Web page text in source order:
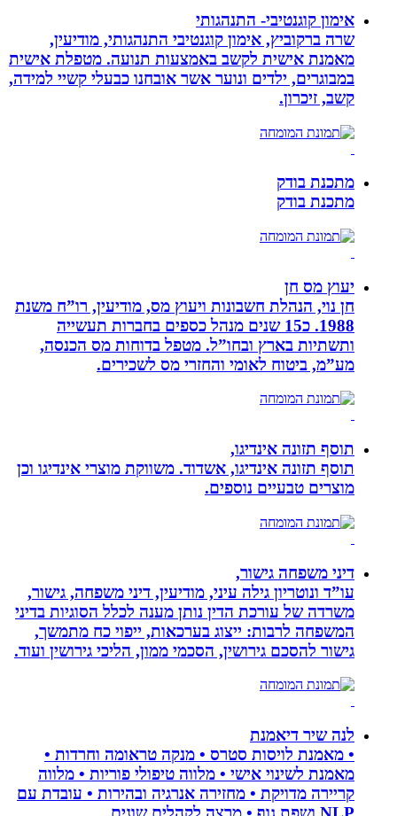
אימון קוגנטיבי- התנהגותי
שרה ברקוביץ, אימון קוגנטיבי התנהגותי, מודיעין,
מאמנת אישית לקשב באמצעות תנועה. מטפלת אישית
במבוגרים, ילדים ונוער אשר אובחנו כבעלי קשיי למידה,
קשב, זיכרון.
מתכנת בודק
מתכנת בודק
יעוץ מס חן
חן נוי, הנהלת חשבונות ויעוץ מס, מודיעין, רו”ח משנת
1988. כ15 שנים מנהל כספים בחברות תעשייה
ותשתיות בארץ ובחו”ל. מטפל בדוחות מס הכנסה,
מע”מ, ביטוח לאומי והחזרי מס לשכירים.
תוסף תזונה אינדיגו,
תוסף תזונה אינדיגו, אשדוד. משווקת מוצרי אינדיגו וכן
מוצרים טבעיים נוספים.
דיני משפחה גישור,
עו”ד ונוטריון גילה עיני, מודיעין, דיני משפחה, גישור,
משרדה של עורכת הדין נותן מענה לכלל הסוגיות בדיני
המשפחה לרבות: ייצוג בערכאות, ייפוי כח מתמשך,
גישור להסכם גירושין, הסכמי ממון, הליכי גירושין ועוד.
לנה שיר דיאמנת
• מאמנת לויסות סטרס • מנקה טראומה וחרדות •
מאמנת לשינוי אישי • מלווה טיפולי פוריות • מלווה
קריירה מדויקת • מחזירה אנרגיה ובהירות • עובדת עם